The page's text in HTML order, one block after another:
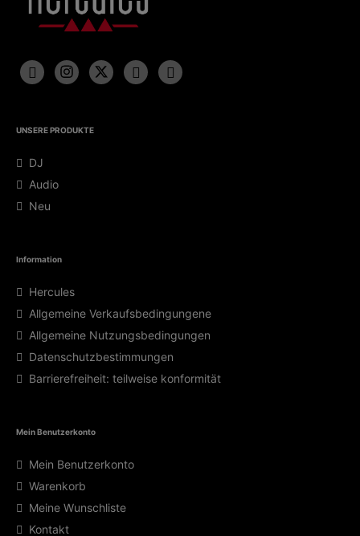
UNSERE PRODUKTE
DJ
Audio
Neu
Information
Hercules
Allgemeine Verkaufsbedingungene
Allgemeine Nutzungsbedingungen
Datenschutzbestimmungen
Barrierefreiheit: teilweise konformität
Mein Benutzerkonto
Mein Benutzerkonto
Warenkorb
Meine Wunschliste
Kontakt